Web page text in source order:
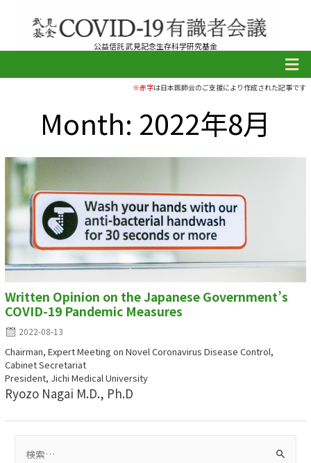
公益信託 武見記念生存科学研究基金
※赤字は日本医師会のご支援により作成された記事です
Month: 2022年8月
Written Opinion on the Japanese Government’s
COVID-19 Pandemic Measures
2022-08-13
Chairman, Expert Meeting on Novel Coronavirus Disease Control,
Cabinet Secretariat
President, Jichi Medical University
Ryozo Nagai M.D., Ph.D